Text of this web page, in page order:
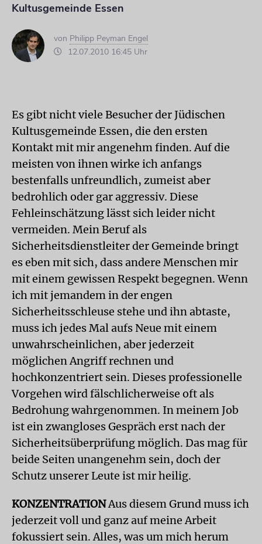
Kultusgemeinde Essen
von Philipp Peyman Engel
12.07.2010 16:45 Uhr
Es gibt nicht viele Besucher der Jüdischen
Kultusgemeinde Essen, die den ersten
Kontakt mit mir angenehm finden. Auf die
meisten von ihnen wirke ich anfangs
bestenfalls unfreundlich, zumeist aber
bedrohlich oder gar aggressiv. Diese
Fehleinschätzung lässt sich leider nicht
vermeiden. Mein Beruf als
Sicherheitsdienstleiter der Gemeinde bringt
es eben mit sich, dass andere Menschen mir
mit einem gewissen Respekt begegnen. Wenn
ich mit jemandem in der engen
Sicherheitsschleuse stehe und ihn abtaste,
muss ich jedes Mal aufs Neue mit einem
unwahrscheinlichen, aber jederzeit
möglichen Angriff rechnen und
hochkonzentriert sein. Dieses professionelle
Vorgehen wird fälschlicherweise oft als
Bedrohung wahrgenommen. In meinem Job
ist ein zwangloses Gespräch erst nach der
Sicherheitsüberprüfung möglich. Das mag für
beide Seiten unangenehm sein, doch der
Schutz unserer Leute ist mir heilig.
KONZENTRATIONAus diesem Grund muss ich
jederzeit voll und ganz auf meine Arbeit
fokussiert sein. Alles, was um mich herum